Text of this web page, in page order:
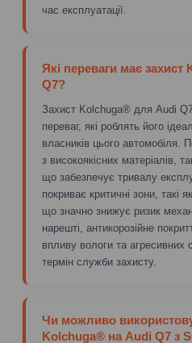
час експлуатації.
Які переваги має
Q7?
Захист Kolchuga® для Audi
переваг, які роблять його
власників цього автомобіля.
з високоякісних матеріалів,
що забезпечує тривалу
покриває критичні зони, такі
що значно знижує ризик
нарешті, антикорозійне
впливу вологи та
термін служби захисту.
Чи можливо
Kolchuga® на Audi Q7 з